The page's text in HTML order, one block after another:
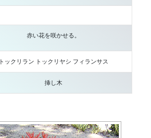
赤い花を咲かせる。
トックリラン トックリヤシ フィランサス
挿し木